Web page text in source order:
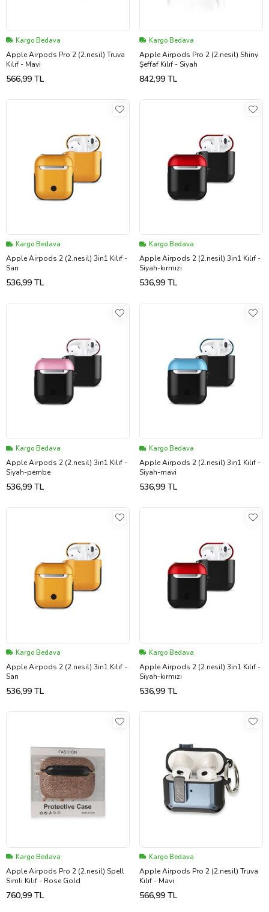
Kargo Bedava
Apple Airpods Pro 2 (2.nesil) Truva
Kılıf - Mavi
566,99 TL
Kargo Bedava
Apple Airpods Pro 2 (2.nesil) Shiny
Şeffaf Kılıf - Siyah
842,99 TL
Kargo Bedava
Apple Airpods 2 (2.nesil) 3in1 Kılıf -
Sarı
536,99 TL
Kargo Bedava
Apple Airpods 2 (2.nesil) 3in1 Kılıf -
Siyah-kırmızı
536,99 TL
Kargo Bedava
Apple Airpods 2 (2.nesil) 3in1 Kılıf -
Siyah-pembe
536,99 TL
Kargo Bedava
Apple Airpods 2 (2.nesil) 3in1 Kılıf -
Siyah-mavi
536,99 TL
Kargo Bedava
Apple Airpods 2 (2.nesil) 3in1 Kılıf -
Sarı
536,99 TL
Kargo Bedava
Apple Airpods 2 (2.nesil) 3in1 Kılıf -
Siyah-kırmızı
536,99 TL
Kargo Bedava
Apple Airpods Pro 2 (2.nesil) Spell
Simli Kılıf - Rose Gold
760,99 TL
Kargo Bedava
Apple Airpods Pro 2 (2.nesil) Truva
Kılıf - Mavi
566,99 TL